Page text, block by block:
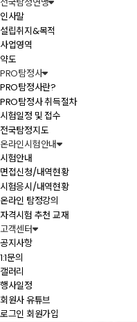
전국탐정연맹
인사말
설립취지&목적
사업영역
약도
PRO탐정사
PRO탐정사란?
PRO탐정사 취득절차
시험일정 및 접수
전국탐정지도
온라인시험안내
시험안내
면접신청/내역현황
시험응시/내역현황
온라인 탐정강의
자격시험 추천 교재
고객센터
공지사항
1:1문의
갤러리
행사일정
회원사 유튜브
로그인 회원가입